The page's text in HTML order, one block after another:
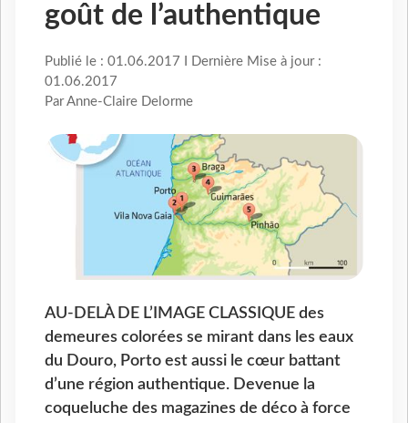
goût de l’authentique
Publié le : 01.06.2017 I Dernière Mise à jour :
01.06.2017
Par Anne-Claire Delorme
AU-DELÀ DE L’IMAGE CLASSIQUE des
demeures colorées se mirant dans les eaux
du Douro, Porto est aussi le cœur battant
d’une région authentique. Devenue la
coqueluche des magazines de déco à force